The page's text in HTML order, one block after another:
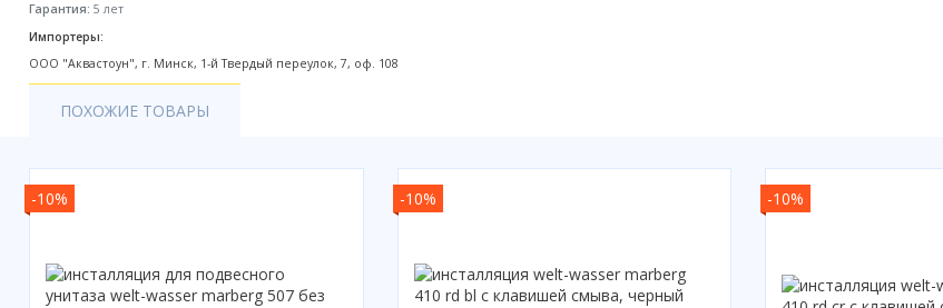
Готовые кухни
Акции
Гарантия: 5 лет
Импортеры:
ООО "Аквастоун", г. Минск, 1-й Твердый переулок, 7, оф. 108
ПОХОЖИЕ ТОВАРЫ
-10% -10% -10%